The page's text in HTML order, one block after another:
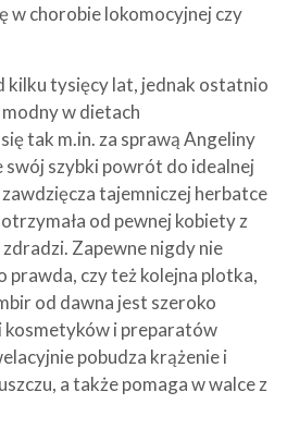
w chorobie lokomocyjnej czy
kilku tysięcy lat, jednak ostatnio
w dietach
tak m.in. za sprawą Angeliny
swój szybki powrót do idealnej
tajemniczej herbatce
od pewnej kobiety z
Zapewne nigdy nie
prawda, czy też kolejna plotka,
od dawna jest szeroko
i preparatów
pobudza krążenie i
a także pomaga w walce z